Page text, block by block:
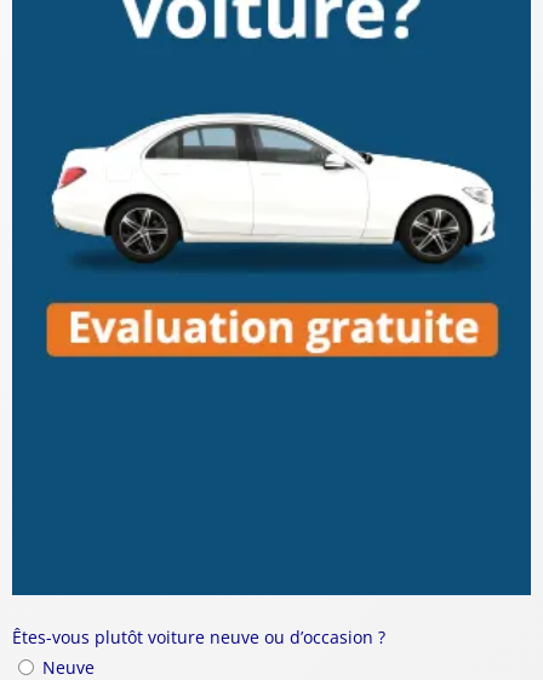
Êtes-vous plutôt voiture neuve ou d’occasion ?
Neuve